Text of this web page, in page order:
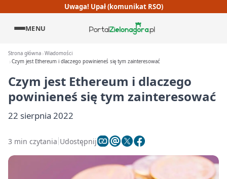
Uwaga! Upał (komunikat RSO)
MENU
Strona główna Wiadomości
Czym jest Ethereum i dlaczego powinieneś się tym zainteresować
Czym jest Ethereum i dlaczego
powinieneś się tym zainteresować
22 sierpnia 2022
3 min czytania Udostępnij